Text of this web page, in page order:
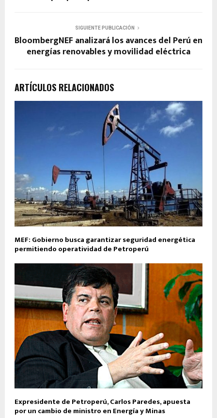
SIGUIENTE PUBLICACIÓN
BloombergNEF analizará los avances del Perú en
energías renovables y movilidad eléctrica
ARTÍCULOS RELACIONADOS
MEF: Gobierno busca garantizar seguridad energética
permitiendo operatividad de Petroperú
Expresidente de Petroperú, Carlos Paredes, apuesta
por un cambio de ministro en Energía y Minas